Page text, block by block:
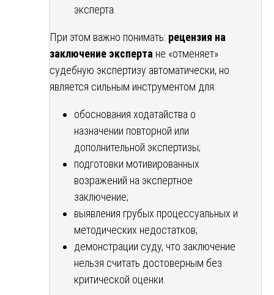
эксперта.
При этом важно понимать: рецензия на
заключение эксперта не «отменяет»
судебную экспертизу автоматически, но
является сильным инструментом для:
обоснования ходатайства о
назначении повторной или
дополнительной экспертизы;
подготовки мотивированных
возражений на экспертное
заключение;
выявления грубых процессуальных и
методических недостатков;
демонстрации суду, что заключение
нельзя считать достоверным без
критической оценки.